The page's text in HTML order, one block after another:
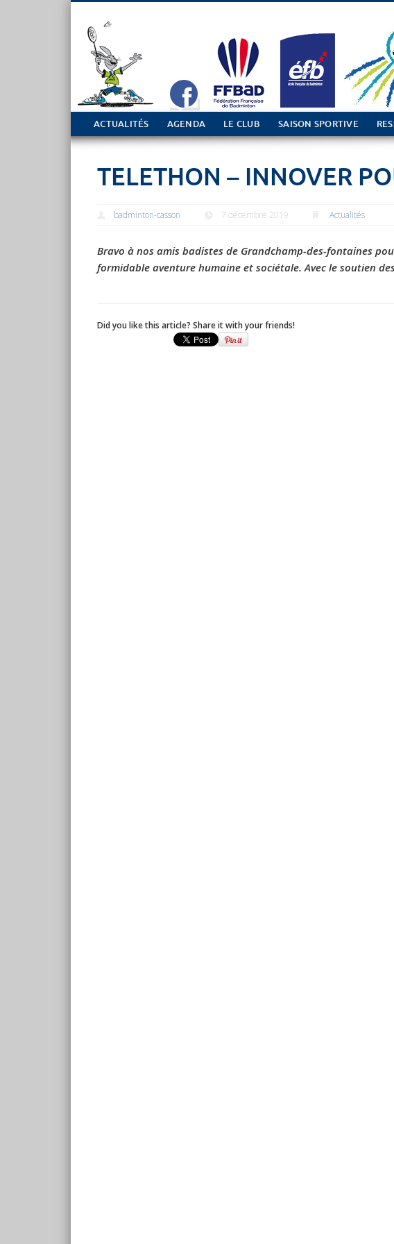
Tout sur le club de Badminton à Casson
ACTUALITÉS AGENDA LE CLUB SAISON SPORTIVE
TELETHON – INNOVER
badminton-casson 7 décembre 2019 Actualités
Bravo à nos amis badistes de Grandchamp-des-fontaines
formidable aventure humaine et sociétale. Avec le soutien
Did you like this article? Share it with your friends!